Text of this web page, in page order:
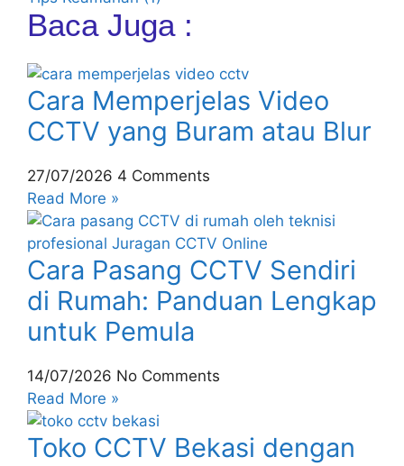
Baca Juga :
Cara Memperjelas Video
CCTV yang Buram atau Blur
27/07/2026 4 Comments
Read More »
Cara Pasang CCTV Sendiri
di Rumah: Panduan Lengkap
untuk Pemula
14/07/2026 No Comments
Read More »
Toko CCTV Bekasi dengan